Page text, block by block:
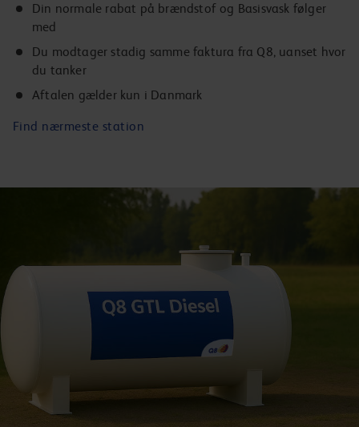
Din normale rabat på brændstof og Basisvask følger
med
Du modtager stadig samme faktura fra Q8, uanset hvor
du tanker
Aftalen gælder kun i Danmark
Find nærmeste station